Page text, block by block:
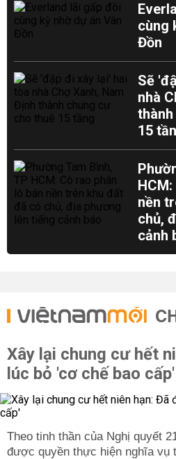
cùng
Đồn
Sẽ
nhà
15
nền
chủ,
cảnh
Xây lại chung cư hết
lúc bỏ 'cơ chế bao cấp'
Theo tinh thần của Nghị quyết
được quyền thực hiện nghĩa vụ